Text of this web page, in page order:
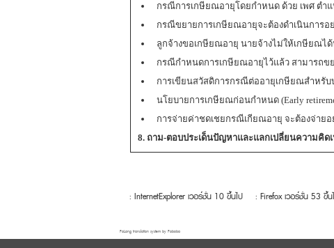
กรณีการเกษียณอายุโดยกำหนด ด้วย เพศ ตำ
กรณีขยายการเกษียณอายุจะต้องดำเนินการอย่
ลูกจ้างขอเกษียณอายุ นายจ้างไม่ให้เกษียณไ
กรณีกำหนดการเกษียณอายุไว้แล้ว สามารถข
การเขียนสวัสดิการกรณีต่ออายุเกษียณสำหรับ
นโยบายการเกษียณก่อนกำหนด (Early
การจ่ายค่าชดเชยกรณีเกียณอายุ จะต้องจ่ายอ
8. ถาม-ตอบประเด็นปัญหาและแลกเปลี่ยนความคิด
: InternetExplorer เวอร์ชั่น 10 ขึ้นไป : Firefox เวอร์ชั่น 53 ขึ้น
FaLang translation system by Faboba